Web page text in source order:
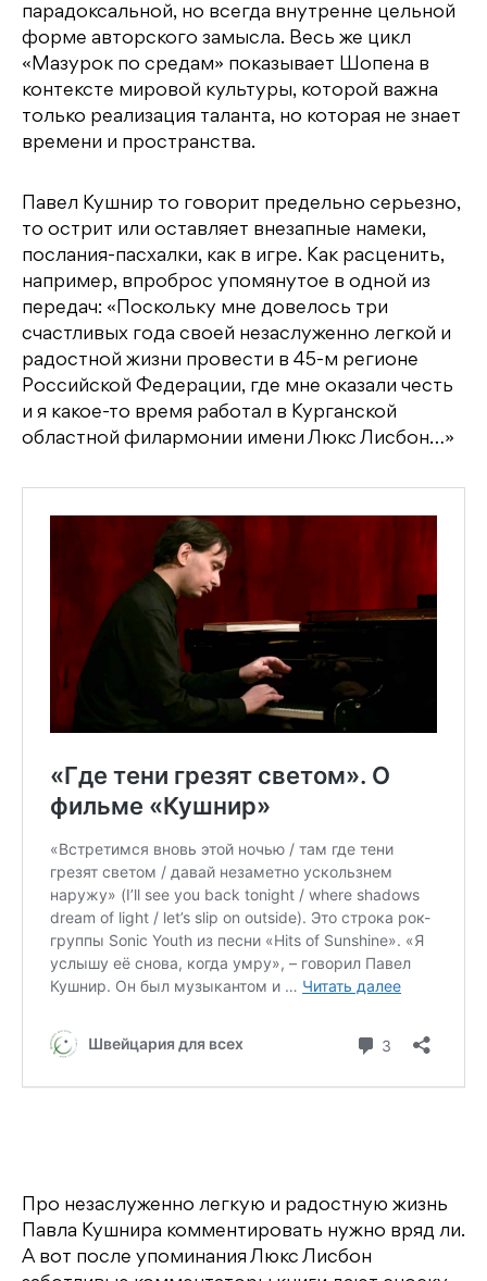
парадоксальной, но всегда внутренне цельной
форме авторского замысла. Весь же цикл
«Мазурок по средам» показывает Шопена в
контексте мировой культуры, которой важна
только реализация таланта, но которая не знает
времени и пространства.
Павел Кушнир то говорит предельно серьезно,
то острит или оставляет внезапные намеки,
послания-пасхалки, как в игре. Как расценить,
например, впроброс упомянутое в одной из
передач: «Поскольку мне довелось три
счастливых года своей незаслуженно легкой и
радостной жизни провести в 45-м регионе
Российской Федерации, где мне оказали честь
и я какое-то время работал в Курганской
областной филармонии имени Люкс Лисбон…»
Про незаслуженно легкую и радостную жизнь
Павла Кушнира комментировать нужно вряд ли.
А вот после упоминания Люкс Лисбон